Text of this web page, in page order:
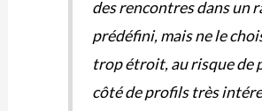
des rencontres dans un
prédéfini, mais ne le
trop étroit, au risque de
côté de profils très